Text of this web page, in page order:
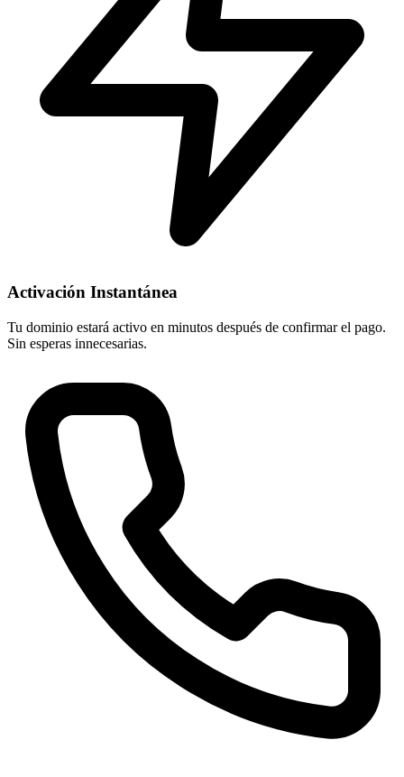
Activación Instantánea
Tu dominio estará activo en minutos después de confirmar el pago.
Sin esperas innecesarias.